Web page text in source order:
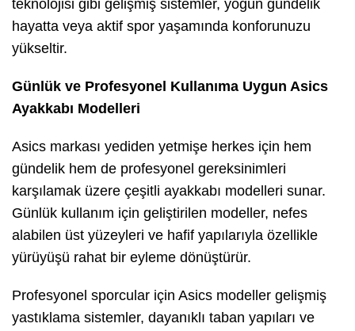
teknolojisi gibi gelişmiş sistemler, yoğun gündelik
hayatta veya aktif spor yaşamında konforunuzu
yükseltir.
Günlük ve Profesyonel Kullanıma Uygun Asics
Ayakkabı Modelleri
Asics markası yediden yetmişe herkes için hem
gündelik hem de profesyonel gereksinimleri
karşılamak üzere çeşitli ayakkabı modelleri sunar.
Günlük kullanım için geliştirilen modeller, nefes
alabilen üst yüzeyleri ve hafif yapılarıyla özellikle
yürüyüşü rahat bir eyleme dönüştürür.
Profesyonel sporcular için Asics modeller gelişmiş
yastıklama sistemler, dayanıklı taban yapıları ve